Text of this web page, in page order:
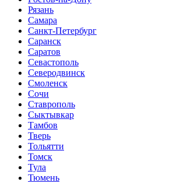
Рязань
Самара
Санкт-Петербург
Саранск
Саратов
Севастополь
Северодвинск
Смоленск
Сочи
Ставрополь
Сыктывкар
Тамбов
Тверь
Тольятти
Томск
Тула
Тюмень